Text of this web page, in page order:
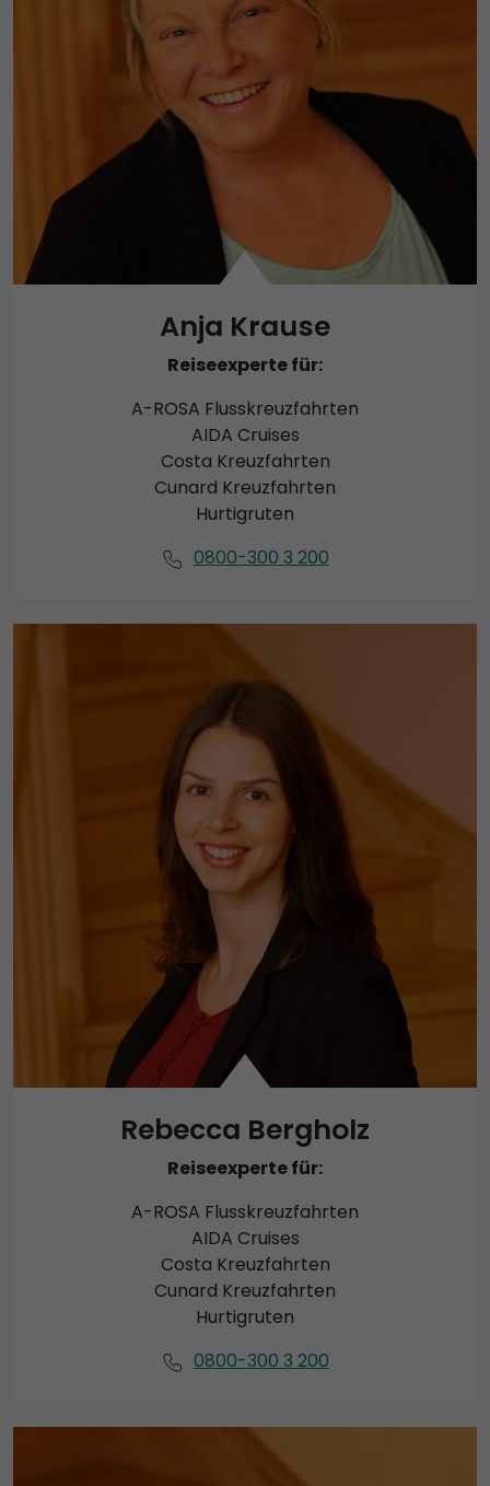
Anja Krause
Reiseexperte für:
A-ROSA Flusskreuzfahrten
AIDA Cruises
Costa Kreuzfahrten
Cunard Kreuzfahrten
Hurtigruten
0800-300 3 200
Rebecca Bergholz
Reiseexperte für:
A-ROSA Flusskreuzfahrten
AIDA Cruises
Costa Kreuzfahrten
Cunard Kreuzfahrten
Hurtigruten
0800-300 3 200